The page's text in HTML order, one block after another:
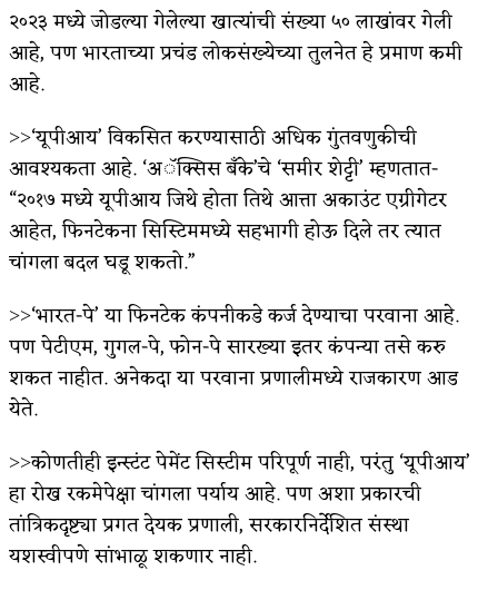
२०२३ मध्ये जोडल्या गेलेल्या खात्यांची संख्या ५० लाखांवर गेली
आहे, पण भारताच्या प्रचंड लोकसंख्येच्या तुलनेत हे प्रमाण कमी
आहे.
˃˃‘यूपीआय’ विकसित करण्यासाठी अधिक गुंतवणुकीची
आवश्यकता आहे. ‘अॅक्सिस बँके’चे ‘समीर शेट्टी’ म्हणतात-
“२०१७ मध्ये यूपीआय जिथे होता तिथे आत्ता अकाउंट एग्रीगेटर
आहेत, फिनटेकना सिस्टिममध्ये सहभागी होऊ दिले तर त्यात
चांगला बदल घडू शकतो.”
˃˃‘भारत-पे’ या फिनटेक कंपनीकडे कर्ज देण्याचा परवाना आहे.
पण पेटीएम, गुगल-पे, फोन-पे सारख्या इतर कंपन्या तसे करु
शकत नाहीत. अनेकदा या परवाना प्रणालीमध्ये राजकारण आड
येते.
˃˃कोणतीही इन्स्टंट पेमेंट सिस्टीम परिपूर्ण नाही, परंतु ‘यूपीआय’
हा रोख रकमेपेक्षा चांगला पर्याय आहे. पण अशा प्रकारची
तांत्रिकदृष्ट्या प्रगत देयक प्रणाली, सरकारनिर्देशित संस्था
यशस्वीपणे सांभाळू शकणार नाही.